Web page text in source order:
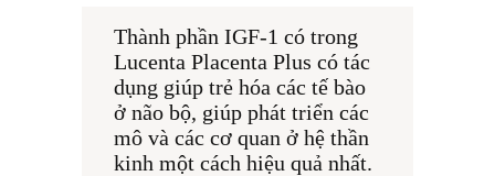
Thành phần IGF-1 có trong
Lucenta Placenta Plus có tác
dụng giúp trẻ hóa các tế bào
ở não bộ, giúp phát triển các
mô và các cơ quan ở hệ thần
kinh một cách hiệu quả nhất.